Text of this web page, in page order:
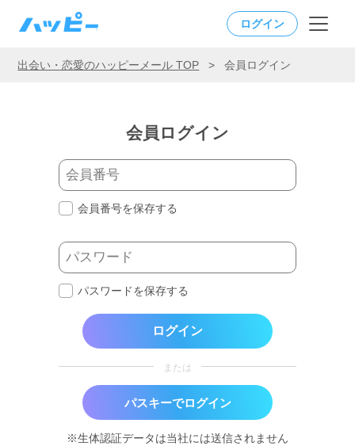
ログイン
出会い・恋愛のハッピーメール TOP > 会員ログイン
会員ログイン
会員番号を保存する
パスワードを保存する
ログイン
または
パスキーでログイン
※生体認証データは当社には送信されません